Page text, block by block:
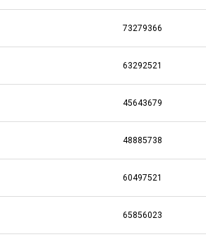
73279366
63292521
45643679
48885738
60497521
65856023